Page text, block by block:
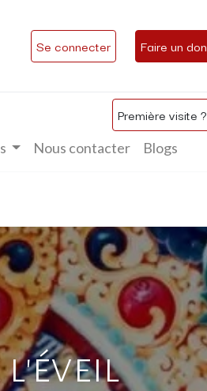
Se connecter Faire un don
Première visite ?
Nous contacter Blogs
l'éveil